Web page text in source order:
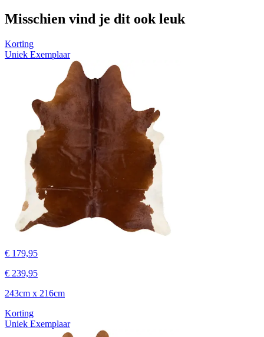
Misschien vind je dit ook leuk
Korting
Uniek Exemplaar
€ 179,95
€ 239,95
243cm x 216cm
Korting
Uniek Exemplaar